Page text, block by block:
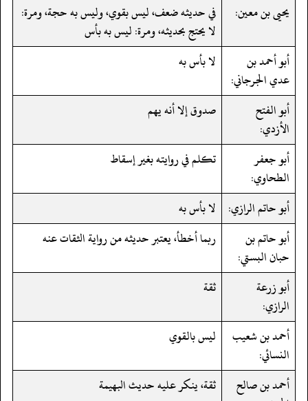
يحيى بن معين:
في حديثه ضعف، ليس بقوي، وليس به حجة، ومرة:
لا يحتج بحديثه، ومرة: ليس به بأس
أبو أحمد بن
عدي الجرجاني:
لا بأس به
أبو الفتح
الأزدي:
صدوق إلا أنه يهم
أبو جعفر
الطحاوي:
تكلم في روايته بغير إسقاط
أبو حاتم الرازي:
لا بأس به
أبو حاتم بن
حبان البستي:
ربما أخطأ، يعتبر حديثه من رواية الثقات عنه
أبو زرعة
الرازي:
ثقة
أحمد بن شعيب
النسائي:
ليس بالقوي
أحمد بن صالح
ثقة، ينكر عليه حديث البهيمة